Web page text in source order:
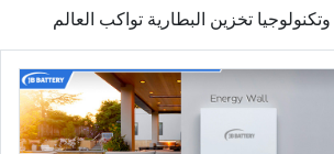
تخزين البطارية تواكب العالم